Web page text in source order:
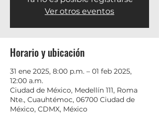
Ver otros eventos
Horario y ubicación
31 ene 2025, 8:00 p.m. – 01 feb 2025,
12:00 a.m.
Ciudad de México, Medellín 111, Roma
Nte., Cuauhtémoc, 06700 Ciudad de
México, CDMX, México